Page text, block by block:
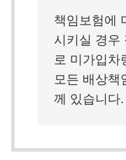
책임보험에
시키실 경우
로 미가입차
모든 배상책
께 있습니다.